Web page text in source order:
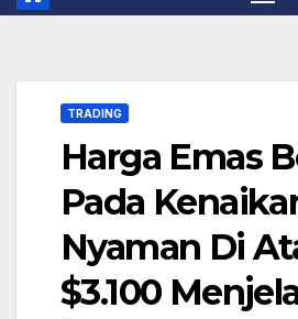
TRADING
Harga Emas
Pada
Nyaman Di
$3.100